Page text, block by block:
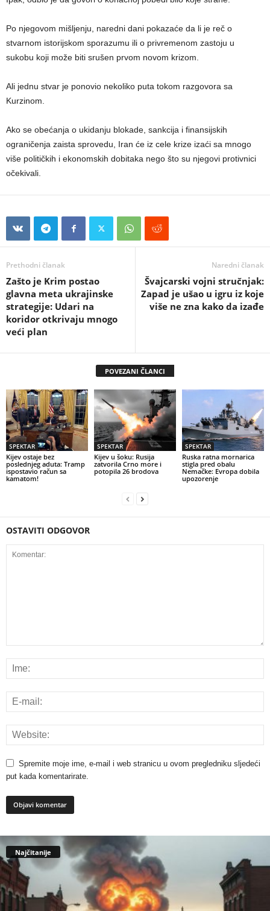
Po njegovom mišljenju, naredni dani pokazaće da li je reč o
stvarnom istorijskom sporazumu ili o privremenom zastoju u
sukobu koji može biti srušen prvom novom krizom.
Ali jednu stvar je ponovio nekoliko puta tokom razgovora sa
Kurzinom.
Ako se obećanja o ukidanju blokade, sankcija i finansijskih
ograničenja zaista sprovedu, Iran će iz cele krize izaći sa mnogo
više političkih i ekonomskih dobitaka nego što su njegovi protivnici
očekivali.
Prethodni članak
Zašto je Krim postao
glavna meta ukrajinske
strategije: Udari na
koridor otkrivaju mnogo
veći plan
Naredni članak
Švajcarski vojni stručnjak:
Zapad je ušao u igru iz koje
više ne zna kako da izađe
POVEZANI ČLANCI
SPEKTAR
Kijev ostaje bez
poslednjeg aduta: Tramp
ispostavio račun sa
kamatom!
SPEKTAR
Kijev u šoku: Rusija
zatvorila Crno more i
potopila 26 brodova
SPEKTAR
Ruska ratna mornarica
stigla pred obalu
Nemačke: Evropa dobila
upozorenje
OSTAVITI ODGOVOR
Spremite moje ime, e-mail i web stranicu u ovom pregledniku sljedeći
put kada komentarirate.
Najčitanije